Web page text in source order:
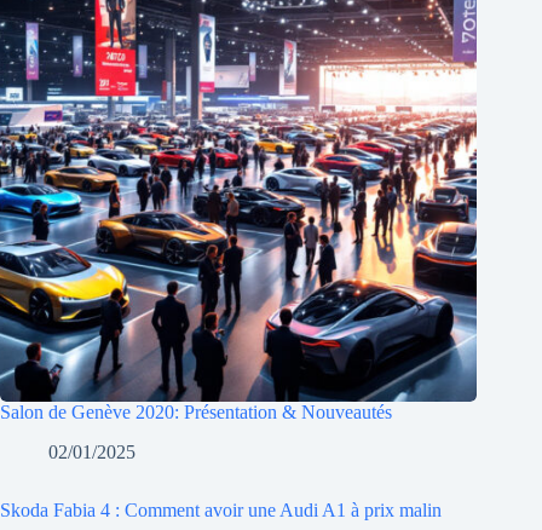
Salon de Genève 2020: Présentation & Nouveautés
02/01/2025
Skoda Fabia 4 : Comment avoir une Audi A1 à prix malin